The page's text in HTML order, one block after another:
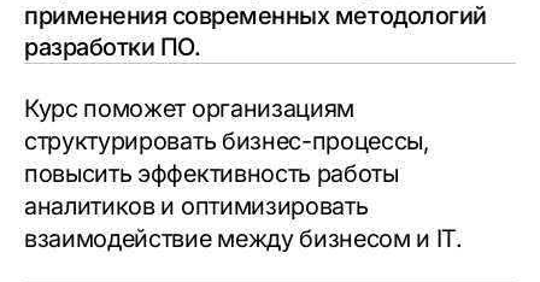
применения современных методологий
разработки ПО.
Курс поможет организациям
структурировать бизнес-процессы,
повысить эффективность работы
аналитиков и оптимизировать
взаимодействие между бизнесом и IT.